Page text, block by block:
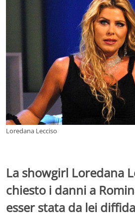
Loredana Lecciso
La showgirl Loredana
chiesto i danni a
esser stata da lei